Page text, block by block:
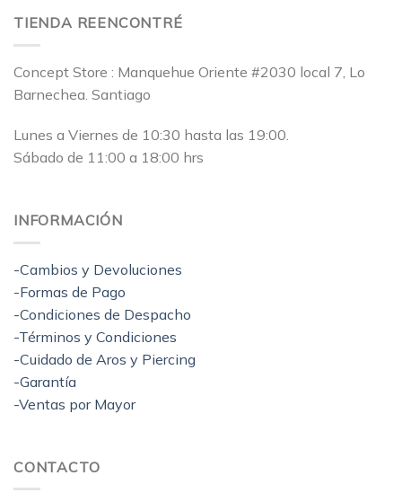
TIENDA REENCONTRÉ
Concept Store : Manquehue Oriente #2030 local 7, Lo
Barnechea. Santiago
Lunes a Viernes de 10:30 hasta las 19:00.
Sábado de 11:00 a 18:00 hrs
INFORMACIÓN
-Cambios y Devoluciones
-Formas de Pago
-Condiciones de Despacho
-Términos y Condiciones
-Cuidado de Aros y Piercing
-Garantía
-Ventas por Mayor
CONTACTO